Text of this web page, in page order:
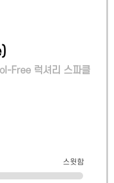
)
Free 럭셔리 스파클
스윗함